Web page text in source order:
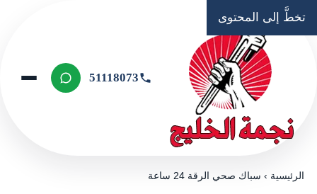
تخطَّ إلى المحتوى
51118073
الرئيسية ›سباك صحي الرقة 24 ساعة